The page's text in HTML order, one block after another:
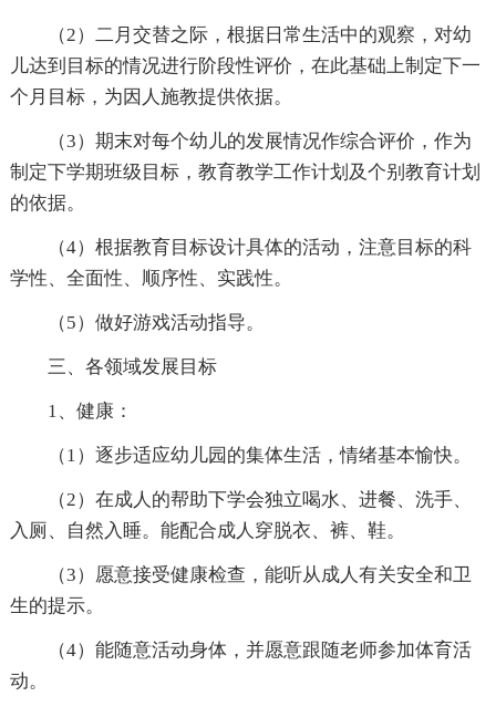
（2）二月交替之际，根据日常生活中的观察，对幼
儿达到目标的情况进行阶段性评价，在此基础上制定下一
个月目标，为因人施教提供依据。
（3）期末对每个幼儿的发展情况作综合评价，作为
制定下学期班级目标，教育教学工作计划及个别教育计划
的依据。
（4）根据教育目标设计具体的活动，注意目标的科
学性、全面性、顺序性、实践性。
（5）做好游戏活动指导。
三、各领域发展目标
1、健康：
（1）逐步适应幼儿园的集体生活，情绪基本愉快。
（2）在成人的帮助下学会独立喝水、进餐、洗手、
入厕、自然入睡。能配合成人穿脱衣、裤、鞋。
（3）愿意接受健康检查，能听从成人有关安全和卫
生的提示。
（4）能随意活动身体，并愿意跟随老师参加体育活
动。